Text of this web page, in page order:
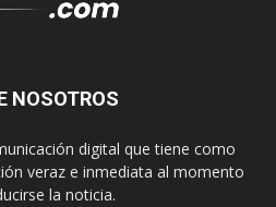
NOSOTROS
digital que tiene como
veraz e inmediata al momento
la noticia.